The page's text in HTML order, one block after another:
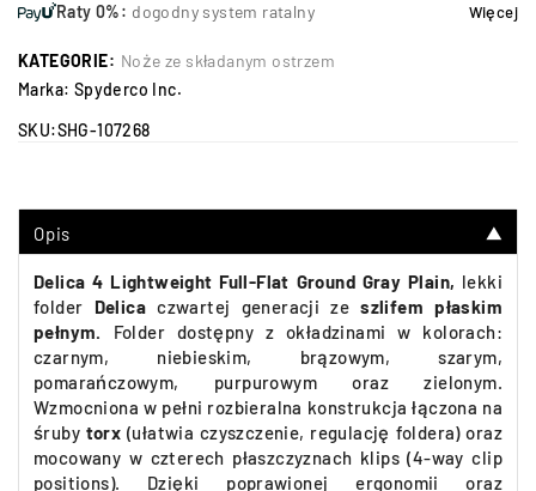
Raty 0%: dogodny system ratalny Więcej
KATEGORIE: Noże ze składanym ostrzem
Marka: Spyderco Inc.
SKU:SHG-107268
Opis ▼
Delica 4 Lightweight Full-Flat Ground Gray Plain, lekki
folder Delicaczwartej generacji zeszlifem płaskim
pełnym. Folder dostępny z okładzinami w kolorach:
czarnym, niebieskim, brązowym, szarym,
pomarańczowym, purpurowym oraz zielonym.
Wzmocniona w pełni rozbieralna konstrukcja łączona na
śruby torx (ułatwia czyszczenie, regulację foldera) oraz
mocowany w czterech płaszczyznach klips (4-way clip
positions). Dzięki poprawionej ergonomii oraz